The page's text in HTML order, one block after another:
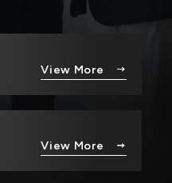
View More
View More